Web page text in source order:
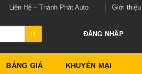
Liên Hệ – Thành Phát Auto Giới thiệu
ĐĂNG NHẬP
BẢNG GIÁ KHUYẾN MẠI